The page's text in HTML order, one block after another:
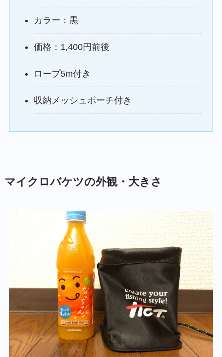
カラー：黒
価格：1,400円前後
ロープ5m付き
収納メッシュポーチ付き
マイクロバケツの外観・大きさ